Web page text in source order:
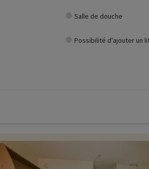
Salle de douche
Possibilité d'ajouter un